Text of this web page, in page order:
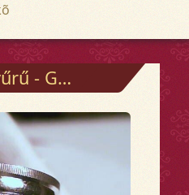
és ezüst ékszerek